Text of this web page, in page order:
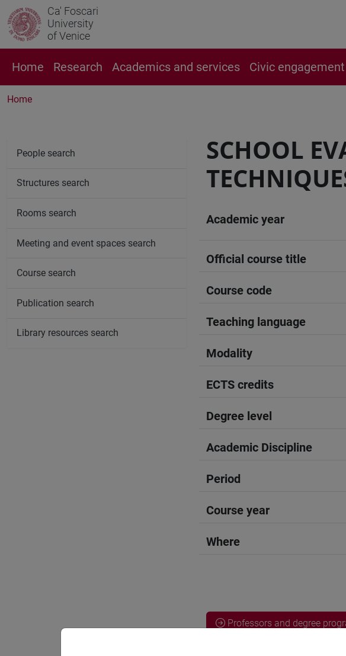
Ca' Foscari
University
of Venice
Home Research Academics and services Civic engagement
Home
SCHOOL
Academic year
Official course title
Course code
Teaching language
Modality
ECTS credits
Degree level
Academic Discipline
Period
Course year
Where
Professors and degree
People search
Structures search
Rooms search
Meeting and event spaces search
Course search
Publication search
Library resources search